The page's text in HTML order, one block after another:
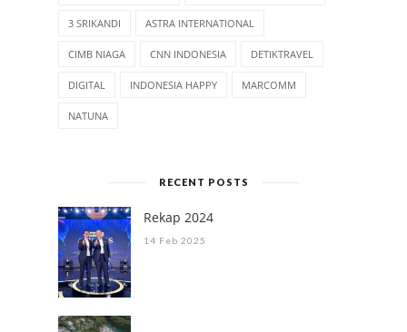
3 SRIKANDI ASTRA INTERNATIONAL
CIMB NIAGA CNN INDONESIA DETIKTRAVEL
DIGITAL INDONESIA HAPPY MARCOMM
NATUNA
RECENT POSTS
Rekap 2024
14 Feb 2025